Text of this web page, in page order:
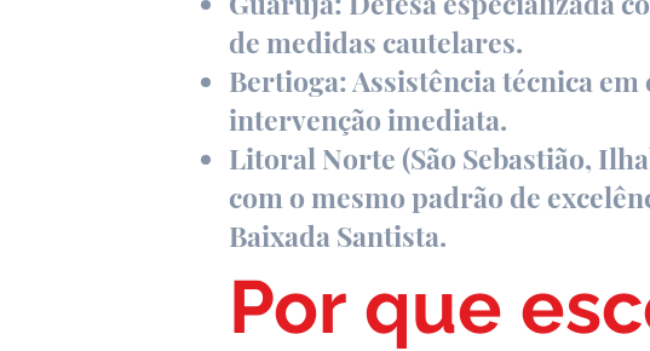
de medidas cautelares.
Bertioga: Assistência técnica
intervenção imediata.
Litoral Norte (São Sebastião,
com o mesmo padrão de
Baixada Santista.
Por que